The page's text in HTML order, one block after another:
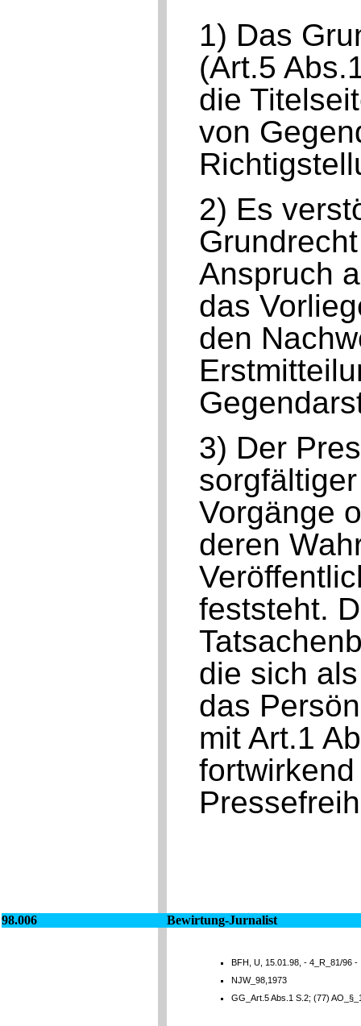
1) Das
(Art.5
die
von
2) Es
Anspruch
das
den
3) Der
Vorgänge
deren
feststeht.
die sich
das
mit Art.1
98.006 Bewirtung-Jurnalist
BFH, U, 15.01.98, - 4_R_81/96 -
NJW_98,1973
GG_Art.5 Abs.1 S.2; (77)